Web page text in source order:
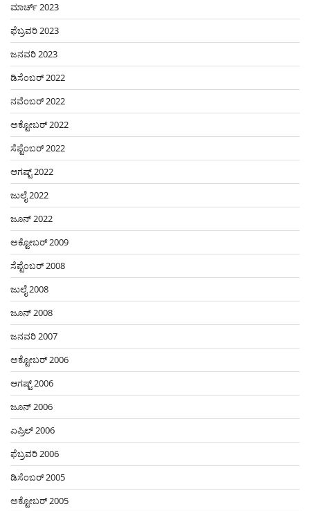
ಮಾರ್ಚ್ 2023
ಫೆಬ್ರವರಿ 2023
ಜನವರಿ 2023
ಡಿಸೆಂಬರ್ 2022
ನವೆಂಬರ್ 2022
ಅಕ್ಟೋಬರ್ 2022
ಸೆಪ್ಟೆಂಬರ್ 2022
ಆಗಷ್ಟ್ 2022
ಜುಲೈ 2022
ಜೂನ್ 2022
ಅಕ್ಟೋಬರ್ 2009
ಸೆಪ್ಟೆಂಬರ್ 2008
ಜುಲೈ 2008
ಜೂನ್ 2008
ಜನವರಿ 2007
ಅಕ್ಟೋಬರ್ 2006
ಆಗಷ್ಟ್ 2006
ಜೂನ್ 2006
ಏಪ್ರಿಲ್ 2006
ಫೆಬ್ರವರಿ 2006
ಡಿಸೆಂಬರ್ 2005
ಅಕ್ಟೋಬರ್ 2005